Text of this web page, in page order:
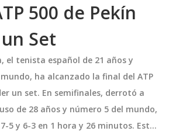
500 de Pekín
Set
el tenista español de 21 años y
ha alcanzado la final del ATP
un set. En semifinales, derrotó a
de 28 años y número 5 del mundo,
5 y 6-3 en 1 hora y 26 minutos. Este